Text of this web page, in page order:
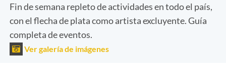
Fin de semana repleto de actividades en todo el país,
con el flecha de plata como artista excluyente. Guía
completa de eventos.
Ver galería de imágenes